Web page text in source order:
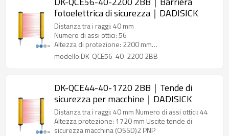
fotoelettrica di sicurezza｜DADISICK
Distanza tra i raggi: 40 mm
Numero di assi ottici: 56
Altezza di protezione: 2200 mm
Uscite barriera fotoelettrica di sicurezza (OSSD)2
modello:DK-QCE56-40-2200 2BB
DK-QCE44-40-1720 2BB｜Tende di
sicurezza per macchine｜DADISICK
Distanza tra i raggi: 40 mm Numero di assi ottici: 44
Altezza protezione: 1720 mm Uscite tende di
sicurezza macchina (OSSD)2 PNP